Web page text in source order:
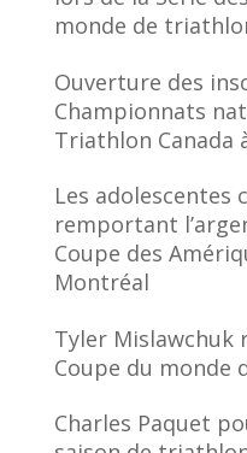
monde de
Ouverture des
Championnats
Triathlon Canada
Les adolescentes
remportant
Coupe des
Montréal
Tyler Mislawchuk
Coupe du monde
Charles Paquet